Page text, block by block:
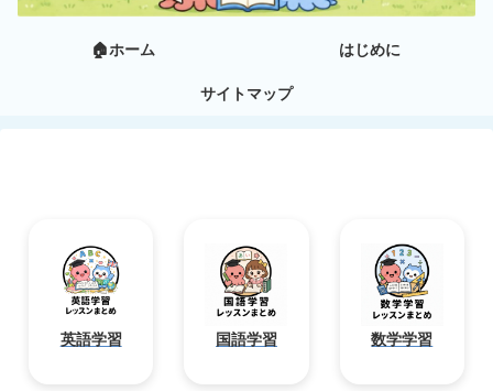
🏠ホーム はじめに
サイトマップ
英語学習 国語学習 数学学習